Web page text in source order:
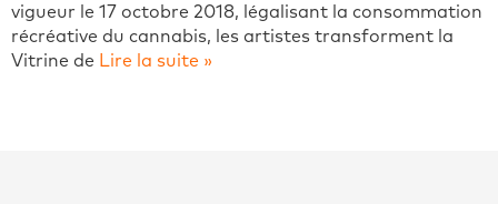
vigueur le 17 octobre 2018, légalisant la consommation
récréative du cannabis, les artistes transforment la
Vitrine de Lire la suite »